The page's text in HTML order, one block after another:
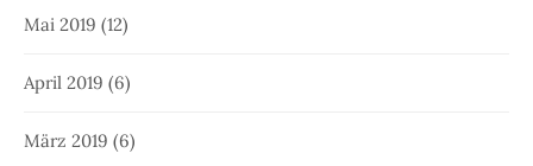
Mai 2019 (12)
April 2019 (6)
März 2019 (6)